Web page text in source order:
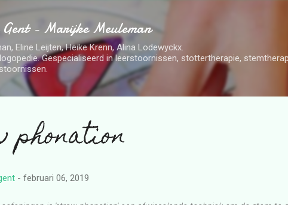
Gent - Marijke Meuleman
Eline Leijten, Heike Krenn, Alina Lodewyckx.
Gespecialiseerd in leerstoornissen, stottertherapie,
- februari 06, 2019